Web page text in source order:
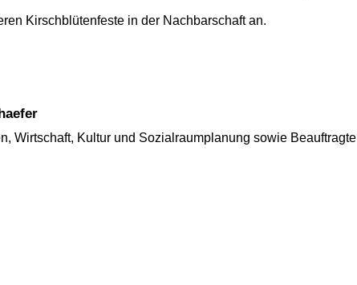
Kirschblütenfeste in der Nachbarschaft an.
Wirtschaft, Kultur und Sozialraumplanung sowie Beauftragte